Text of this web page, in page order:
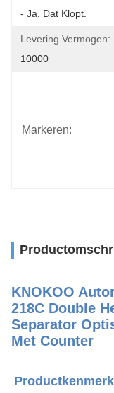
- Ja, Dat Klopt.
Levering Vermogen:
10000
Markeren:
KNOKOO
218C Double
Separator
Met Counter